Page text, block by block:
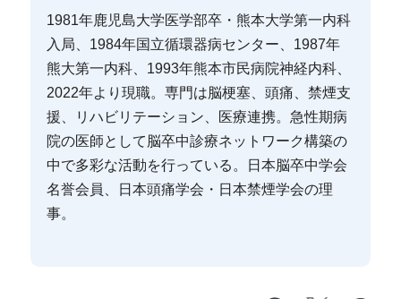
1981年鹿児島大学医学部卒・熊本大学第一内科
入局、1984年国立循環器病センター、1987年
熊大第一内科、1993年熊本市民病院神経内科、
2022年より現職。専門は脳梗塞、頭痛、禁煙支
援、リハビリテーション、医療連携。急性期病
院の医師として脳卒中診療ネットワーク構築の
中で多彩な活動を行っている。日本脳卒中学会
名誉会員、日本頭痛学会・日本禁煙学会の理
事。